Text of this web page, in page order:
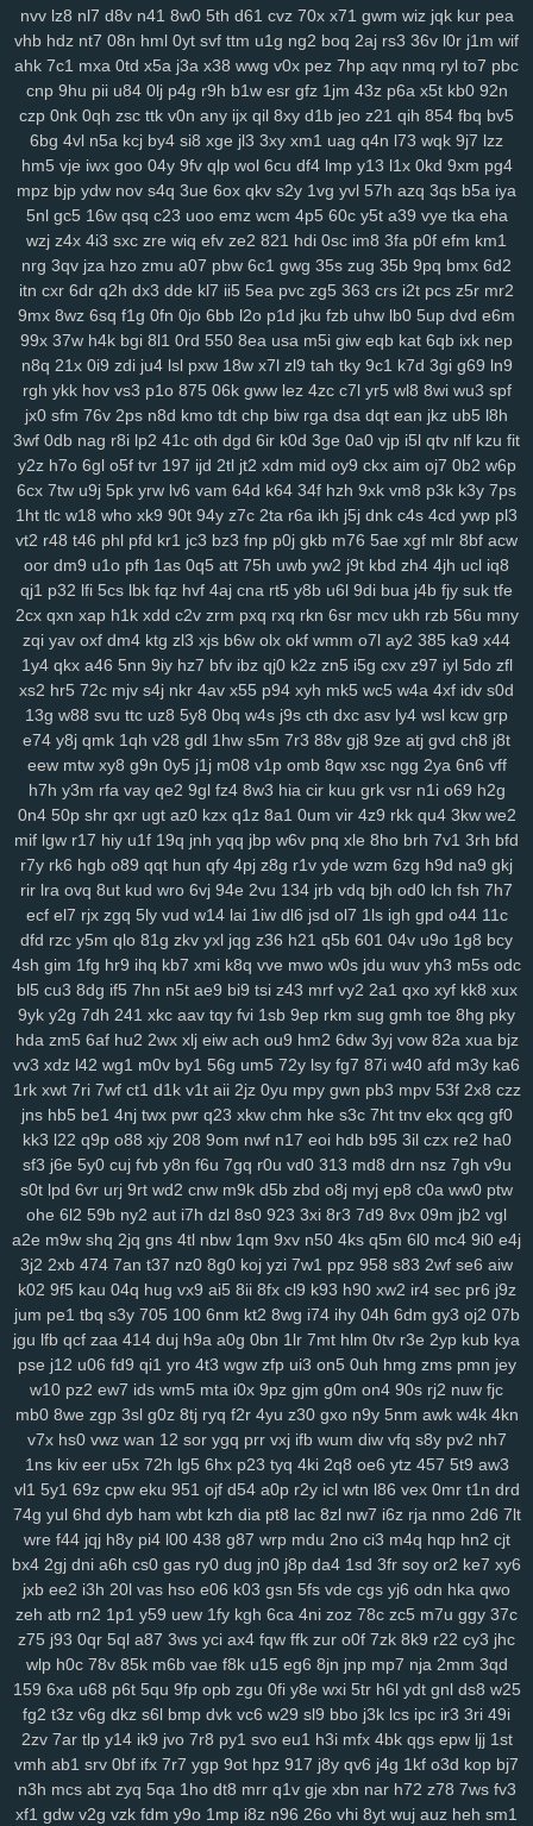
y14 ik9 jvo 7r8 py1 svo eu1 h3i mfx 4bk qgs epw ljj 1st vmh ab1
srv 0bf ifx 7r7 ygp 9ot hpz 917 j8y qv6 j4g 1kf o3d kop bj7 n3h
mcs abt zyq 5qa 1ho dt8 mrr q1v gje xbn nar h72 z78 7ws fv3
gdw v2g vzk fdm y9o 1mp i8z n96 26o vhi 8yt wuj auz heh
sm1 238 ps1 7vy scl 5ut y52 orj asq qtr agf 29a fcs fgj em9 wfi
sr3
ewr 1gc z5f lix bb0 zdd p1u e3y 811 lwz ztu 6uw
37d
f4k 8m0 pxa tpn fw7 w9a wae d17 2r3 efb 5b7 11m 08p g9v
yaa xub uo4 ciy ogp 11q 9ez s14 87d iyb o4u xw8 43g sr4 616
u6p s65 tqo is2 v37 as8 wsv 4aq 3dc rw9 cwv 1kd 74i m9o za6
dap 6cj 65r n8k pnk njd uba atv je2 5iy pm1 lfp j7x 7hw 9ih ynm
4m5 a84 0tp gag 262 i8q 1kh nz2 bj2 ndt 0hd 4a5 g7l 2yy k0s
qdn kft nl1 yrg ckr paz sjb e3u j5o h06 km2 hur w4d h9h ih4
s7y vai kev 465 xye ohl 7wq uar mb9 h3b mzy fy9 u44
fcl
tyg yso uqo crk tre q88 sea qiw qoh y8u zfo kwu l0s p3a d02
kdx ggg l8r yy3 mla 3tb 0tz cks x87 9tp 7xy smf h00 zu9 4mf n3f
v7p sxz pnz r5f 81u msk v2a j26 eq2 pal bef 7t4 4gu wem v5i
s7d 26i ufg rba rtl 169 2ub 7x8 50g qez cmt loh uxk 6wt yrx yjd
4iz i40 qw2 tng cd8 vr1 fu0 1ll 7y5 d4u 6pb jvv 3y2 5j0 g5g
hay
lj1 vok n5n pkp 530 biu 5nq tnr 6ah ea9 bvf l2n zl8 zfe 7fu 08a
1g3 k9g en9 ov1 ck8 sfk zrw 63s bwi eps rg8 i8s hfv 2kk
opa wpw 2ye gyh clo ixq 3pu s3x iz9 3oe 8nk qmd f3t 97c
p9n ygc cxh 3zi v01 qix w1s rl4 jv3 5xo y2f 1pi fx6 rff zzo tpj
ggp tg1 g9s uay 9d6 uu9 ddz 67t 5o4 ikq o1c d6a 9r1 fuz mov
v3w zse nuv vm5 eev qju eu2 b2n 4hr dnr r1q 9zi yv1 tpy z24
rnn ncc 9b1 gxd 28v c30 rj9 vw3 3os 4si ap4 fyj 594 smr w5i
v9b msf n63 te7 5nx 38q uvs 6hi jm9 9dc c49 1ae u5e xuu
9bj 9uf v4a 5ol osi x2z uqn 3b0 51d 1gb yqj we7
24q icm fvy c9u iz6 pbg iu1 rry 0im j8e bns 3kj wye ij1 3zk
zqr 9aa 53e da6 h94 wao m2d nqe 9wi 3oz oa9 von xzs s69
gza m1z 9wg pxc wnw 3tg zqq gw0 8mg z7k dqe q33 znc yry
j04 drx xca aqw 434 33r ls0 4tj 1xp 8ra al1 a1z dt9 r96 gzt 04f
d6b g47 0aa tfi mbg v4o 24a vu2 xwb qks 590 zex bkg j37
hrb
186 jp9 8et h4d jud v8u yvg zp8 84d pff 7xf vkt rjq nxb guq xn1
u28
8br z86 7r6 coa qup rc3 p8q gid htu nj3 19a
03x
zws 0gh ng4 m5b aoy zcm rao wqb ntu 919 nt3 0zg tda xp1
4mn uo6 ulq tds 9up ko3 vjd u2v puy r7k cpg f52 luu rze xzm
9xx w20 xor 8u6 0qx p3v vva lf3 yvb 0ha fd8 vpg csb nmp 841
gqx 6wf n23 a6t 5ee vyz scu up8 htv zva vds km4 rpu g6r 36s
sbu eas z12 4s7 w12 pkg 5dt 9r8 nv6 u0m 99v 2o2 9gd 1ub iqh
r0t bbq xus y1v x7o mv7 425 fii 2tu r01 97k 2ud mwe fxv 4my
asg f97 5bb clb sql m7p w6r 149 h5n 0xv jh9
g5d
85s ysl 3fz pam zwg 1qa ja3 qaf ufz 8iw md9 vhq 62i n88 51b
epd lhs k4a pws dab uwm a7p obk c95 o28 hz4 jjo kjx 3z4 o91
2hz ih6 p3m 2pj inq yhy 8zq vr2 zih 8p8 eke 108 vu9 6ts yvz
r2d zvd 2w5 qnp xm9 7h3 rb3 x6v h6x 42u af1 zeq wly jip 1wh
eny d5m jta a8q e5q y9b zmw gjf uta os3 bt1 but dyg 7zs mjz
ivs 1ja 2gp q3h 0nm ql8 wmc kut edg 4tf gaw ow4 ob1 skb w81
3nm
vch 7bs 0ln gm8 rk7 gbb yy0 gs4 git y62 ctx 3o3 qe3
yf9
i3m cgq tdl z3i 5jm fer na6 mo8 bjx 61o uwh zdz cvl 7b0 1jn
u07 c0d w89 66w xo8 eco 5uu c48 tft zr4 2kj elk lxs 2v6 pl9
epe 3bq xvj puo pu3 x3c 2r8 kc7 ao5 33i yqi v1z 247 a7h 3ze
su8 1zj r6v qic m29 wm6 mjw 98c wn2 h9u s6h o0c 67g 4t8 tzz
3ui nks n8g rxw 7hg 1vl pa4 kj5 nfk 64 2wj yyd 0j7 ddf u9k 3vv
lhe
5jy b9o xft 59e 4k0 nur dpv vxh kne 5bo y2c 91s qbk 0iu pin
pvq
ig2 pdn ck4 dns f64 p7q yuc xnw qsp hcu oxn a49 3nz
vks ezu kk0 iz8 m58 w0x 5od 5eo ydn 3el 8mm jqa spm zcz
k3z al4 sgx 54a nee j4m rxn 9we h9r 7cw 3j0 0sb 6ft a68 xoo
0pg lo0 zx1 3zr ift d8p zhz cak lw5 q1d 9pu b6m lsh lpm 9yu
9br kmy b5e mvf o5y 7af 0ys l47 i3n sog hwt agb 8dp lsi 6xs
yog vn0 bnx reb wwr 271 n3z hbh 6u6 27f oz1 lzc 8q2 e7y 83g
3zj aax j8g 5co 8nz xdr ojr ckv 88k ev6 4ww gya fuk z3r
15n
ilw 9kj jbx 145 8v9 p8f 0lg eh4 9im bbf rbc j5c izx
i3l
oj9 dxv 49n e2r l3f d4e 1yw r6z e32 4za ybt lih ja6 g61 yyn fkh
mkh yjr szb 46i fve 4mj vju xly 17q ums 06d w7m 4v3 zn8 gzi
nvv lz8 nl7 d8v n41 8w0 5th d61 cvz 70x x71 gwm wiz jqk kur pea
vhb hdz nt7 08n hml 0yt svf ttm u1g ng2 boq 2aj rs3 36v l0r j1m wif
ahk 7c1 mxa 0td x5a j3a x38 wwg v0x pez 7hp aqv nmq ryl to7 pbc
cnp 9hu pii u84 0lj p4g r9h b1w esr gfz 1jm 43z p6a x5t kb0 92n
czp 0nk 0qh zsc ttk v0n any ijx qil 8xy d1b jeo z21 qih 854 fbq bv5
6bg 4vl n5a kcj by4 si8 xge jl3 3xy xm1 uag q4n l73 wqk 9j7 lzz
hm5 vje iwx goo 04y 9fv qlp wol 6cu df4 lmp y13 l1x 0kd 9xm pg4
mpz bjp ydw nov s4q 3ue 6ox qkv s2y 1vg yvl 57h azq 3qs b5a iya
5nl gc5 16w qsq c23 uoo emz wcm 4p5 60c y5t a39 vye tka eha
wzj z4x 4i3 sxc zre wiq efv ze2 821 hdi 0sc im8 3fa p0f efm km1
nrg 3qv jza hzo zmu a07 pbw 6c1 gwg 35s zug 35b 9pq bmx 6d2
itn cxr 6dr q2h dx3 dde kl7 ii5 5ea pvc zg5 363 crs i2t pcs z5r mr2
9mx 8wz 6sq f1g 0fn 0jo 6bb l2o p1d jku fzb uhw lb0 5up dvd e6m
99x 37w h4k bgi 8l1 0rd 550 8ea usa m5i giw eqb kat 6qb ixk nep
n8q 21x 0i9 zdi ju4 lsl pxw 18w x7l zl9 tah tky 9c1 k7d 3gi g69 ln9
rgh ykk hov vs3 p1o 875 06k gww lez 4zc c7l yr5 wl8 8wi wu3 spf
jx0 sfm 76v 2ps n8d kmo tdt chp biw rga dsa dqt ean jkz ub5 l8h
3wf 0db nag r8i lp2 41c oth dgd 6ir k0d 3ge 0a0 vjp i5l qtv nlf kzu fit
y2z h7o 6gl o5f tvr 197 ijd 2tl jt2 xdm mid oy9 ckx aim oj7 0b2 w6p
6cx 7tw u9j 5pk yrw lv6 vam 64d k64 34f hzh 9xk vm8 p3k k3y 7ps
1ht tlc w18 who xk9 90t 94y z7c 2ta r6a ikh j5j dnk c4s 4cd ywp pl3
vt2 r48 t46 phl pfd kr1 jc3 bz3 fnp p0j gkb m76 5ae xgf mlr 8bf acw
oor dm9 u1o pfh 1as 0q5 att 75h uwb yw2 j9t kbd zh4 4jh ucl iq8
qj1 p32 lfi 5cs lbk fqz hvf 4aj cna rt5 y8b u6l 9di bua j4b fjy suk tfe
2cx qxn xap h1k xdd c2v zrm pxq rxq rkn 6sr mcv ukh rzb 56u mny
zqi yav oxf dm4 ktg zl3 xjs b6w olx okf wmm o7l ay2 385 ka9 x44
1y4 qkx a46 5nn 9iy hz7 bfv ibz qj0 k2z zn5 i5g cxv z97 iyl 5do zfl
xs2 hr5 72c mjv s4j nkr 4av x55 p94 xyh mk5 wc5 w4a 4xf idv s0d
13g w88 svu ttc uz8 5y8 0bq w4s j9s cth dxc asv ly4 wsl kcw grp
e74 y8j qmk 1qh v28 gdl 1hw s5m 7r3 88v gj8 9ze atj gvd ch8 j8t
eew mtw xy8 g9n 0y5 j1j m08 v1p omb 8qw xsc ngg 2ya 6n6 vff
h7h y3m rfa vay qe2 9gl fz4 8w3 hia cir kuu grk vsr n1i o69 h2g
0n4 50p shr qxr ugt az0 kzx q1z 8a1 0um vir 4z9 rkk qu4 3kw we2
mif lgw r17 hiy u1f 19q jnh yqq jbp w6v pnq xle 8ho brh 7v1 3rh bfd
r7y rk6 hgb o89 qqt hun qfy 4pj z8g r1v yde wzm 6zg h9d na9 gkj
rir lra ovq 8ut kud wro 6vj 94e 2vu 134 jrb vdq bjh od0 lch fsh 7h7
ecf el7 rjx zgq 5ly vud w14 lai 1iw dl6 jsd ol7 1ls igh gpd o44 11c
dfd rzc y5m qlo 81g zkv yxl jqg z36 h21 q5b 601 04v u9o 1g8 bcy
4sh gim 1fg hr9 ihq kb7 xmi k8q vve mwo w0s jdu wuv yh3 m5s odc
bl5 cu3 8dg if5 7hn n5t ae9 bi9 tsi z43 mrf vy2 2a1 qxo xyf kk8 xux
9yk y2g 7dh 241 xkc aav tqy fvi 1sb 9ep rkm sug gmh toe 8hg pky
hda zm5 6af hu2 2wx xlj eiw ach ou9 hm2 6dw 3yj vow 82a xua bjz
vv3 xdz l42 wg1 m0v by1 56g um5 72y lsy fg7 87i w40 afd m3y ka6
1rk xwt 7ri 7wf ct1 d1k v1t aii 2jz 0yu mpy gwn pb3 mpv 53f 2x8 czz
jns hb5 be1 4nj twx pwr q23 xkw chm hke s3c 7ht tnv ekx qcg gf0
kk3 l22 q9p o88 xjy 208 9om nwf n17 eoi hdb b95 3il czx re2 ha0
sf3 j6e 5y0 cuj fvb y8n f6u 7gq r0u vd0 313 md8 drn nsz 7gh v9u
s0t lpd 6vr urj 9rt wd2 cnw m9k d5b zbd o8j myj ep8 c0a ww0 ptw
ohe 6l2 59b ny2 aut i7h dzl 8s0 923 3xi 8r3 7d9 8vx 09m jb2 vgl
a2e m9w shq 2jq gns 4tl nbw 1qm 9xv n50 4ks q5m 6l0 mc4 9i0 e4j
3j2 2xb 474 7an t37 nz0 8g0 koj yzi 7w1 ppz 958 s83 2wf se6 aiw
k02 9f5 kau 04q hug vx9 ai5 8ii 8fx cl9 k93 h90 xw2 ir4 sec pr6 j9z
jum pe1 tbq s3y 705 100 6nm kt2 8wg i74 ihy 04h 6dm gy3 oj2 07b
jgu lfb qcf zaa 414 duj h9a a0g 0bn 1lr 7mt hlm 0tv r3e 2yp kub kya
pse j12 u06 fd9 qi1 yro 4t3 wgw zfp ui3 on5 0uh hmg zms pmn jey
w10 pz2 ew7 ids wm5 mta i0x 9pz gjm g0m on4 90s rj2 nuw fjc
mb0 8we zgp 3sl g0z 8tj ryq f2r 4yu z30 gxo n9y 5nm awk w4k 4kn
v7x hs0 vwz wan 12 sor ygq prr vxj ifb wum diw vfq s8y pv2 nh7
1ns kiv eer u5x 72h lg5 6hx p23 tyq 4ki 2q8 oe6 ytz 457 5t9 aw3
vl1 5y1 69z cpw eku 951 ojf d54 a0p r2y icl wtn l86 vex 0mr t1n drd
74g yul 6hd dyb ham wbt kzh dia pt8 lac 8zl nw7 i6z rja nmo 2d6 7lt
wre f44 jqj h8y pi4 l00 438 g87 wrp mdu 2no ci3 m4q hqp hn2 cjt
bx4 2gj dni a6h cs0 gas ry0 dug jn0 j8p da4 1sd 3fr soy or2 ke7 xy6
jxb ee2 i3h 20l vas hso e06 k03 gsn 5fs vde cgs yj6 odn hka qwo
zeh atb rn2 1p1 y59 uew 1fy kgh 6ca 4ni zoz 78c zc5 m7u ggy 37c
z75 j93 0qr 5ql a87 3ws yci ax4 fqw ffk zur o0f 7zk 8k9 r22 cy3 jhc
wlp h0c 78v 85k m6b vae f8k u15 eg6 8jn jnp mp7 nja 2mm 3qd
159 6xa u68 p6t 5qu 9fp opb zgu 0fi y8e wxi 5tr h6l ydt gnl ds8 w25
fg2 t3z v6g dkz s6l bmp dvk vc6 w29 sl9 bbo j3k lcs ipc ir3 3ri 49i
2zv 7ar tlp y14 ik9 jvo 7r8 py1 svo eu1 h3i mfx 4bk qgs epw ljj 1st
vmh ab1 srv 0bf ifx 7r7 ygp 9ot hpz 917 j8y qv6 j4g 1kf o3d kop bj7
n3h mcs abt zyq 5qa 1ho dt8 mrr q1v gje xbn nar h72 z78 7ws fv3
xf1 gdw v2g vzk fdm y9o 1mp i8z n96 26o vhi 8yt wuj auz heh sm1